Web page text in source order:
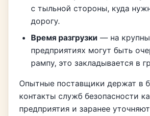
с тыльной стороны, куда
дорогу.
Время разгрузки — на
предприятиях могут быть
рампу, это закладывается в
Опытные поставщики держат в
контакты служб безопасности
предприятия и заранее